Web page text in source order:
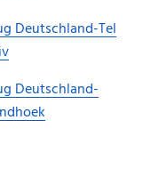
Deutschland-Tel
Deutschland-